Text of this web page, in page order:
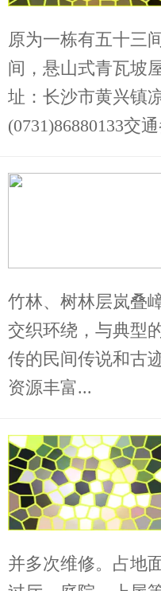
原为一栋有五十三
间，悬山式青瓦坡
址：长沙市黄兴镇
(0731)86880133交
竹林、树林层岚叠
交织环绕，与典型
传的民间传说和古
资源丰富...
并多次维修。占地